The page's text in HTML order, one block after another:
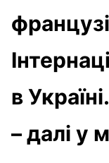
в
– далі у